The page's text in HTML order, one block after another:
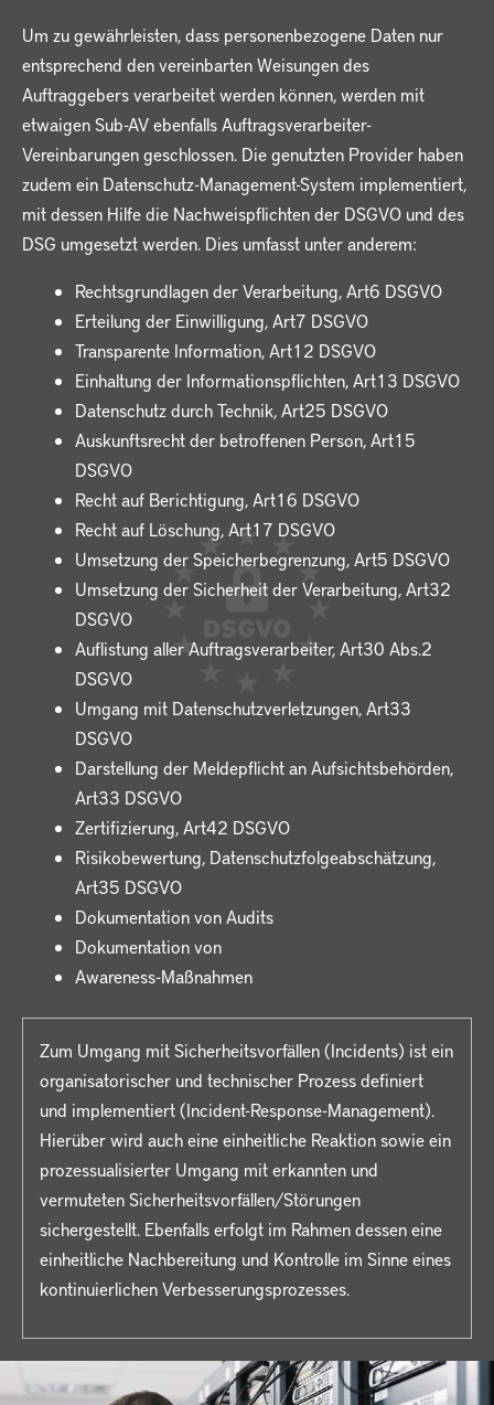
Um zu gewährleisten, dass personenbezogene Daten nur
entsprechend den vereinbarten Weisungen des
Auftraggebers verarbeitet werden können, werden mit
etwaigen Sub-AV ebenfalls Auftragsverarbeiter-
Vereinbarungen geschlossen. Die genutzten Provider haben
zudem ein Datenschutz-Management-System implementiert,
mit dessen Hilfe die Nachweispflichten der DSGVO und des
DSG umgesetzt werden. Dies umfasst unter anderem:
Rechtsgrundlagen der Verarbeitung, Art6 DSGVO
Erteilung der Einwilligung, Art7 DSGVO
Transparente Information, Art12 DSGVO
Einhaltung der Informationspflichten, Art13 DSGVO
Datenschutz durch Technik, Art25 DSGVO
Auskunftsrecht der betroffenen Person, Art15
DSGVO
Recht auf Berichtigung, Art16 DSGVO
Recht auf Löschung, Art17 DSGVO
Umsetzung der Speicherbegrenzung, Art5 DSGVO
Umsetzung der Sicherheit der Verarbeitung, Art32
DSGVO
Auflistung aller Auftragsverarbeiter, Art30 Abs.2
DSGVO
Umgang mit Datenschutzverletzungen, Art33
DSGVO
Darstellung der Meldepflicht an Aufsichtsbehörden,
Art33 DSGVO
Zertifizierung, Art42 DSGVO
Risikobewertung, Datenschutzfolgeabschätzung,
Art35 DSGVO
Dokumentation von Audits
Dokumentation von
Awareness-Maßnahmen
Zum Umgang mit Sicherheitsvorfällen (Incidents) ist ein
organisatorischer und technischer Prozess definiert
und implementiert (Incident-Response-Management).
Hierüber wird auch eine einheitliche Reaktion sowie ein
prozessualisierter Umgang mit erkannten und
vermuteten Sicherheitsvorfällen/Störungen
sichergestellt. Ebenfalls erfolgt im Rahmen dessen eine
einheitliche Nachbereitung und Kontrolle im Sinne eines
kontinuierlichen Verbesserungsprozesses.